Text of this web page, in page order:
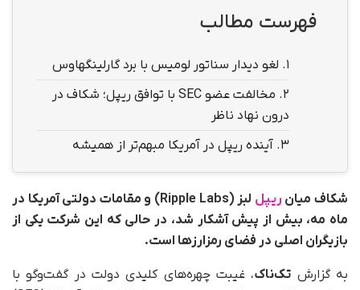
فهرست مطالب
1. لغو دیدار سناتور لومیس با برد گارلینگهاوس
2.
مخالفت عضو SEC با توافق ریپل؛ شکاف در
درون نهاد ناظر
3. آینده ریپل در آمریکا مبهم‌تر از همیشه
شکاف میان ریپل لبز (Ripple Labs) و مقامات دولتی آمریکا
در
ماه مه، بیش از پیش آشکار شد، در حالی‌ که این شرکت یکی از
بازیگران اصلی در فضای رمزارزها است.
به گزارش تک‌ناک، غیبت چهره‌های کلیدی دولت در گفت‌وگو با